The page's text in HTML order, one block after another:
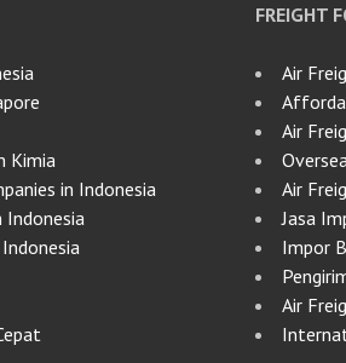
Kimia
in Indonesia
FREIGHT
Air
Air
Air
Jasa
Impor
Air